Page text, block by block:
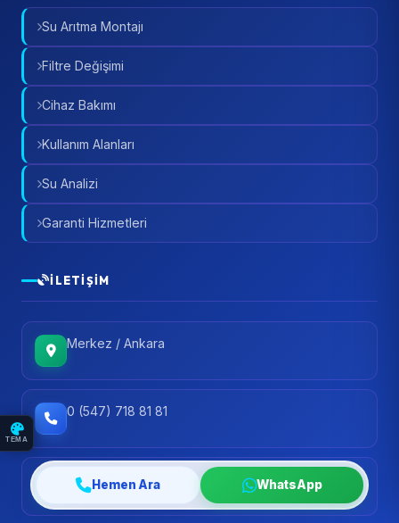
TEMA
Su Arıtma Montajı
Filtre Değişimi
Cihaz Bakımı
Kullanım Alanları
Su Analizi
Garanti Hizmetleri
İLETIŞIM
Merkez / Ankara
0 (547) 718 81 81
info@ankarasuaritma.org
Hemen Ara WhatsApp